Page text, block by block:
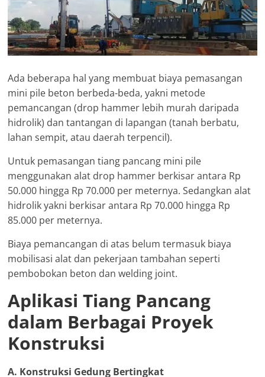
Ada beberapa hal yang membuat biaya pemasangan
mini pile beton berbeda-beda, yakni metode
pemancangan (drop hammer lebih murah daripada
hidrolik) dan tantangan di lapangan (tanah berbatu,
lahan sempit, atau daerah terpencil).
Untuk pemasangan tiang pancang mini pile
menggunakan alat drop hammer berkisar antara Rp
50.000 hingga Rp 70.000 per meternya. Sedangkan alat
hidrolik yakni berkisar antara Rp 70.000 hingga Rp
85.000 per meternya.
Biaya pemancangan di atas belum termasuk biaya
mobilisasi alat dan pekerjaan tambahan seperti
pembobokan beton dan welding joint.
Aplikasi Tiang Pancang
dalam Berbagai Proyek
Konstruksi
A. Konstruksi Gedung Bertingkat